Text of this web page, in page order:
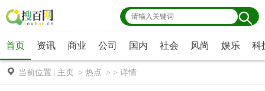
首页 资讯 商业 公司 国内 社会 风尚 娱乐 科
当前位置 主页 > 热点 > > 详情